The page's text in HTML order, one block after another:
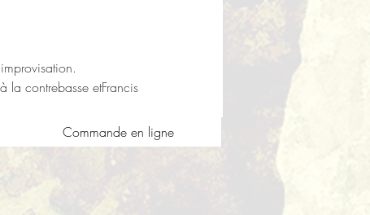
la contrebasse etFrancis
Commande en ligne